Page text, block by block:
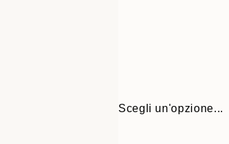
Scegli un'opzione...